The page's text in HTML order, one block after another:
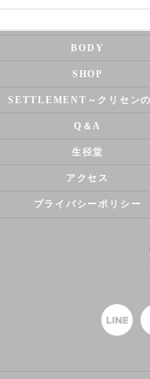
BODY
SHOP
Q＆A
生径堂
アクセス
プライバシーポリシー